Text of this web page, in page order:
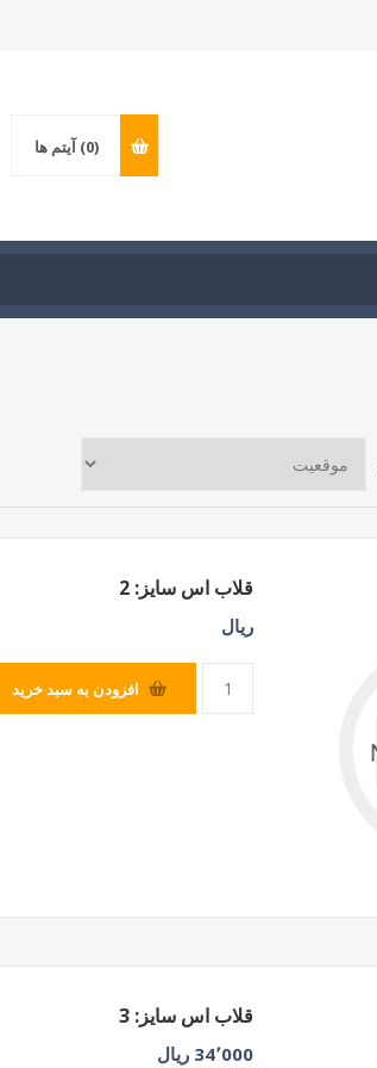
(0) آیتم ها
قلاب اس سایز: 2
ریال
افزودن به سبد خرید
قلاب اس سایز: 3
34٬000 ریال
SILVER